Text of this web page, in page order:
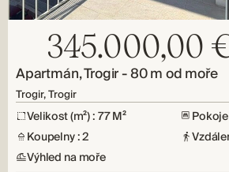
345.000,00
Apartmán, Trogir - 80 m od moře
Trogir, Trogir
Velikost (m²) : 77 M²
Koupelny : 2
Výhled na moře